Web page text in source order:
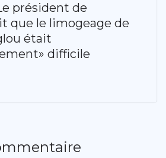
président de
que le limogeage de
était
difficile